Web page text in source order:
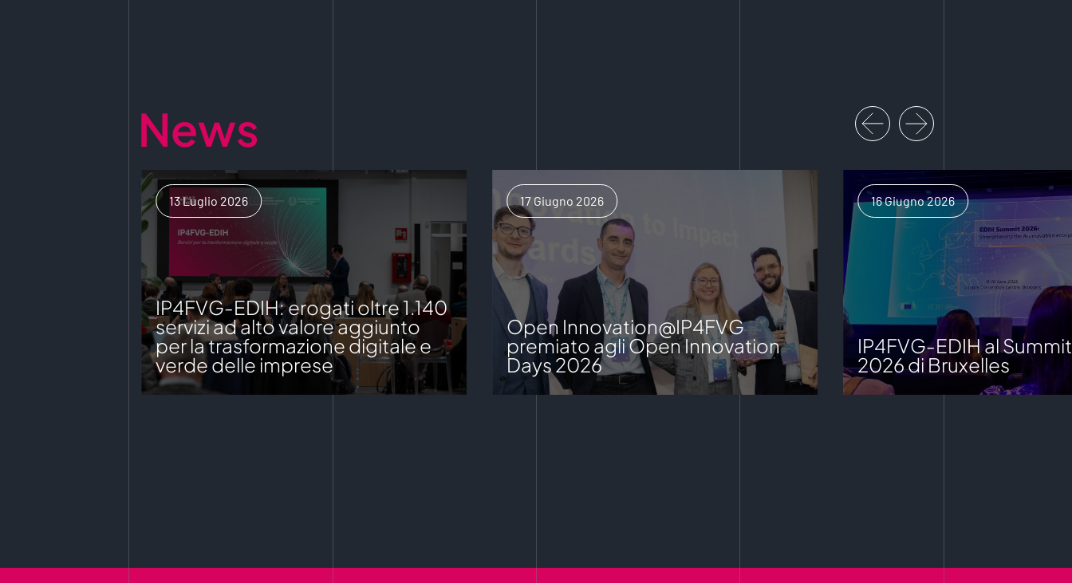
News
13 Luglio 2026
IP4FVG-EDIH: erogati oltre 1.140
servizi ad alto valore aggiunto
per la trasformazione digitale e
verde delle imprese
17 Giugno 2026
Open Innovation@IP4FVG
premiato agli Open Innovation
Days 2026
16 Giugno 2026
IP4FVG-EDIH al
2026 di Bruxelles